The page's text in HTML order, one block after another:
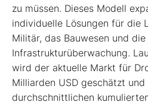
zu müssen. Dieses Modell
individuelle Lösungen für die
Militär, das Bauwesen und die
Infrastrukturüberwachung.
wird der aktuelle Markt für
Milliarden USD geschätzt
durchschnittlichen